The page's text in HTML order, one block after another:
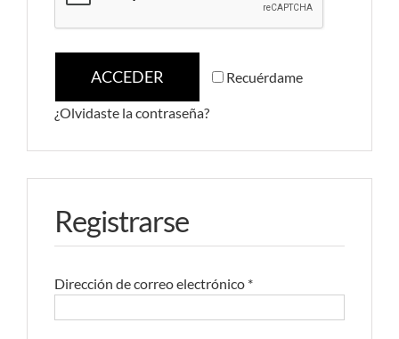
Recuérdame
ACCEDER
¿Olvidaste la contraseña?
Registrarse
Dirección de correo electrónico *